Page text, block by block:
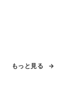
もっと見る